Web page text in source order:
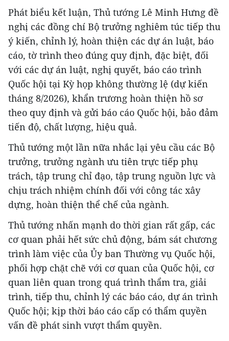
Phát biểu kết luận, Thủ tướng Lê Minh Hưng đề
nghị các đồng chí Bộ trưởng nghiêm túc tiếp thu
ý kiến, chỉnh lý, hoàn thiện các dự án luật, báo
cáo, tờ trình theo đúng quy định, đặc biệt, đối
với các dự án luật, nghị quyết, báo cáo trình
Quốc hội tại Kỳ họp không thường lệ (dự kiến
tháng 8/2026), khẩn trương hoàn thiện hồ sơ
theo quy định và gửi báo cáo Quốc hội, bảo đảm
tiến độ, chất lượng, hiệu quả.
Thủ tướng một lần nữa nhắc lại yêu cầu các Bộ
trưởng, trưởng ngành ưu tiên trực tiếp phụ
trách, tập trung chỉ đạo, tập trung nguồn lực và
chịu trách nhiệm chính đối với công tác xây
dựng, hoàn thiện thể chế của ngành.
Thủ tướng nhấn mạnh do thời gian rất gấp, các
cơ quan phải hết sức chủ động, bám sát chương
trình làm việc của Ủy ban Thường vụ Quốc hội,
phối hợp chặt chẽ với cơ quan của Quốc hội, cơ
quan liên quan trong quá trình thẩm tra, giải
trình, tiếp thu, chỉnh lý các báo cáo, dự án trình
Quốc hội; kịp thời báo cáo cấp có thẩm quyền
vấn đề phát sinh vượt thẩm quyền.